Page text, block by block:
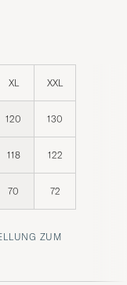
XL XXL
120 130
118 122
70 72
ZUM R